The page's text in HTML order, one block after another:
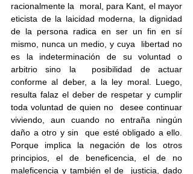
racionalmente la  moral, para Kant, el mayor
eticista de la laicidad moderna, la dignidad
de la persona radica en ser un fin en sí
mismo, nunca un medio, y cuya  libertad no
es la indeterminación de su voluntad o
arbitrio sino la  posibilidad de actuar
conforme al deber, a la ley moral. Luego,
resulta falaz el deber de respetar y cumplir
toda voluntad de quien no  desee continuar
viviendo, aun cuando no entraña ningún
daño a otro y sin  que esté obligado a ello.
Porque implica la negación de los otros
principios, el de beneficencia, el de no
maleficencia y también el de  justicia, dado